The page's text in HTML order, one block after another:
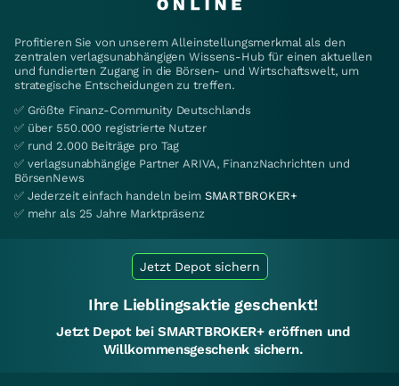
Profitieren Sie von unserem Alleinstellungsmerkmal als den
zentralen verlagsunabhängigen Wissens-Hub für einen aktuellen
und fundierten Zugang in die Börsen- und Wirtschaftswelt, um
strategische Entscheidungen zu treffen.
✅ Größte Finanz-Community Deutschlands
✅ über 550.000 registrierte Nutzer
✅ rund 2.000 Beiträge pro Tag
✅ verlagsunabhängige Partner ARIVA, FinanzNachrichten und
BörsenNews
✅ Jederzeit einfach handeln beim SMARTBROKER+
✅ mehr als 25 Jahre Marktpräsenz
Jetzt Depot sichern
Ihre Lieblingsaktie geschenkt!
Jetzt Depot bei SMARTBROKER+ eröffnen und
Willkommensgeschenk sichern.